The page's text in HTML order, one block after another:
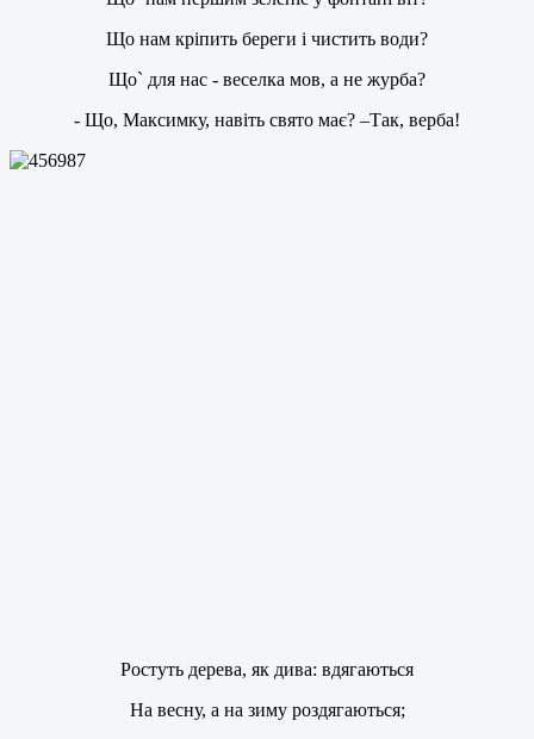
Що нам кріпить береги і чистить води?
Що` для нас - веселка мов, а не журба?
- Що, Максимку, навіть свято має? –Так, верба!
Ростуть дерева, як дива: вдягаються
На весну, а на зиму роздягаються;